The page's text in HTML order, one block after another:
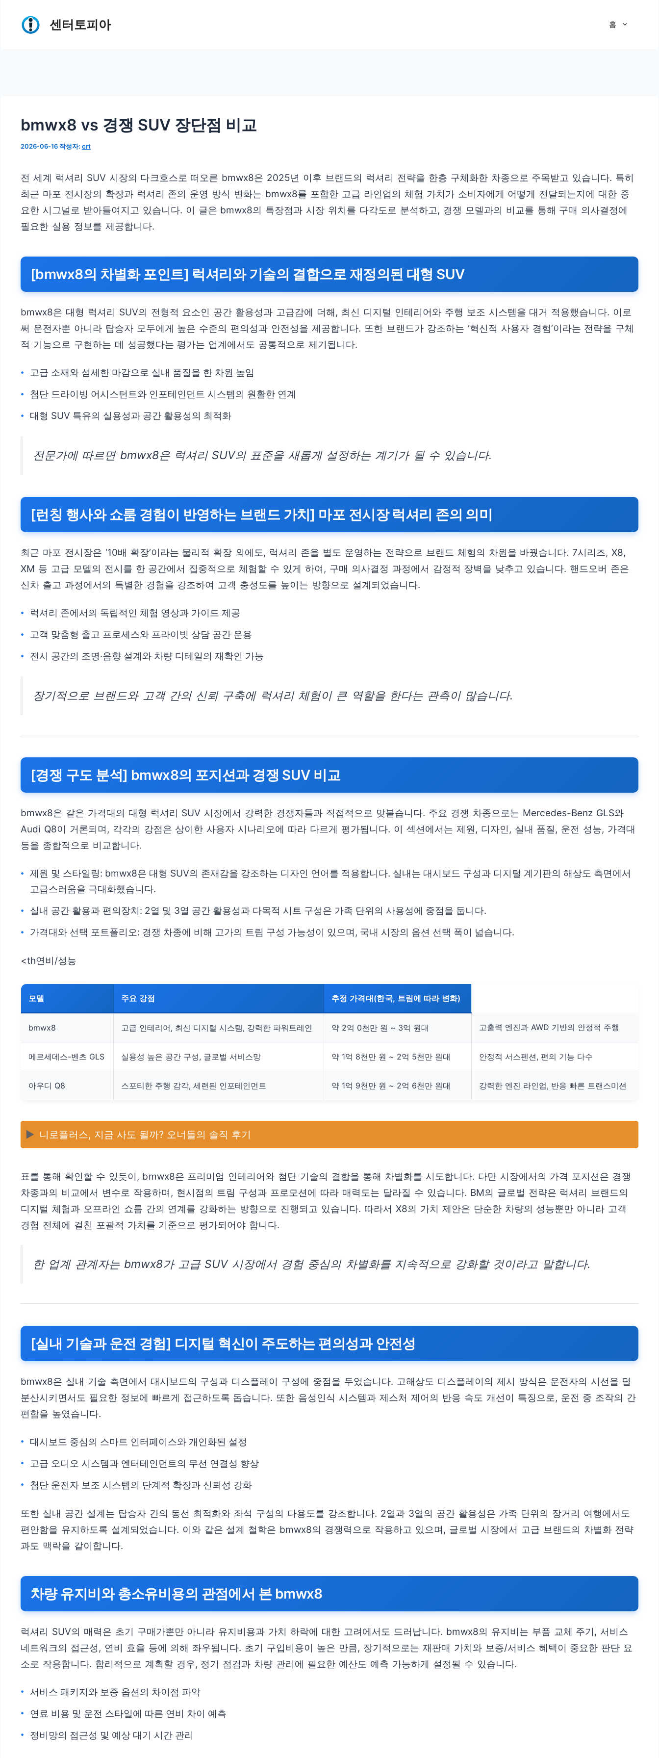
센터토피아 홈
bmwx8 vs 경쟁 SUV 장단점 비교
2026-06-16 작성자: crt
전 세계 럭셔리 SUV 시장의 다크호스로 떠오른 bmwx8은 2025년 이후 브랜드의 럭셔리 전략을 한층 구체화한 차종으로 주목받고 있습니다. 특히
최근 마포 전시장의 확장과 럭셔리 존의 운영 방식 변화는 bmwx8를 포함한 고급 라인업의 체험 가치가 소비자에게 어떻게 전달되는지에 대한 중
요한 시그널로 받아들여지고 있습니다. 이 글은 bmwx8의 특장점과 시장 위치를 다각도로 분석하고, 경쟁 모델과의 비교를 통해 구매 의사결정에
필요한 실용 정보를 제공합니다.
[bmwx8의 차별화 포인트] 럭셔리와 기술의 결합으로 재정의된 대형 SUV
bmwx8은 대형 럭셔리 SUV의 전형적 요소인 공간 활용성과 고급감에 더해, 최신 디지털 인테리어와 주행 보조 시스템을 대거 적용했습니다. 이로
써 운전자뿐 아니라 탑승자 모두에게 높은 수준의 편의성과 안전성을 제공합니다. 또한 브랜드가 강조하는 ‘혁신적 사용자 경험’이라는 전략을 구체
적 기능으로 구현하는 데 성공했다는 평가는 업계에서도 공통적으로 제기됩니다.
고급 소재와 섬세한 마감으로 실내 품질을 한 차원 높임
첨단 드라이빙 어시스턴트와 인포테인먼트 시스템의 원활한 연계
대형 SUV 특유의 실용성과 공간 활용성의 최적화
전문가에 따르면 bmwx8은 럭셔리 SUV의 표준을 새롭게 설정하는 계기가 될 수 있습니다.
[런칭 행사와 쇼룸 경험이 반영하는 브랜드 가치] 마포 전시장 럭셔리 존의 의미
최근 마포 전시장은 ‘10배 확장’이라는 물리적 확장 외에도, 럭셔리 존을 별도 운영하는 전략으로 브랜드 체험의 차원을 바꿨습니다. 7시리즈, X8,
XM 등 고급 모델의 전시를 한 공간에서 집중적으로 체험할 수 있게 하여, 구매 의사결정 과정에서 감정적 장벽을 낮추고 있습니다. 핸드오버 존은
신차 출고 과정에서의 특별한 경험을 강조하여 고객 충성도를 높이는 방향으로 설계되었습니다.
럭셔리 존에서의 독립적인 체험 영상과 가이드 제공
고객 맞춤형 출고 프로세스와 프라이빗 상담 공간 운용
전시 공간의 조명·음향 설계와 차량 디테일의 재확인 가능
장기적으로 브랜드와 고객 간의 신뢰 구축에 럭셔리 체험이 큰 역할을 한다는 관측이 많습니다.
[경쟁 구도 분석] bmwx8의 포지션과 경쟁 SUV 비교
bmwx8은 같은 가격대의 대형 럭셔리 SUV 시장에서 강력한 경쟁자들과 직접적으로 맞붙습니다. 주요 경쟁 차종으로는 Mercedes-Benz GLS와
Audi Q8이 거론되며, 각각의 강점은 상이한 사용자 시나리오에 따라 다르게 평가됩니다. 이 섹션에서는 제원, 디자인, 실내 품질, 운전 성능, 가격대
등을 종합적으로 비교합니다.
제원 및 스타일링: bmwx8은 대형 SUV의 존재감을 강조하는 디자인 언어를 적용합니다. 실내는 대시보드 구성과 디지털 계기판의 해상도 측면에서
고급스러움을 극대화했습니다.
실내 공간 활용과 편의장치: 2열 및 3열 공간 활용성과 다목적 시트 구성은 가족 단위의 사용성에 중점을 둡니다.
가격대와 선택 포트폴리오: 경쟁 차종에 비해 고가의 트림 구성 가능성이 있으며, 국내 시장의 옵션 선택 폭이 넓습니다.
<th연비/성능
모델 주요 강점 추정 가격대(한국, 트림에 따라 변화)
bmwx8 고급 인테리어, 최신 디지털 시스템, 강력한 파워트레인 약 2억 0천만 원 ~ 3억 원대 고출력 엔진과 AWD 기반의 안정적 주행
메르세데스-벤츠 GLS 실용성 높은 공간 구성, 글로벌 서비스망 약 1억 8천만 원 ~ 2억 5천만 원대 안정적 서스펜션, 편의 기능 다수
아우디 Q8 스포티한 주행 감각, 세련된 인포테인먼트 약 1억 9천만 원 ~ 2억 6천만 원대 강력한 엔진 라인업, 반응 빠른 트랜스미션
▶️ 니로플러스, 지금 사도 될까? 오너들의 솔직 후기
표를 통해 확인할 수 있듯이, bmwx8은 프리미엄 인테리어와 첨단 기술의 결합을 통해 차별화를 시도합니다. 다만 시장에서의 가격 포지션은 경쟁
차종과의 비교에서 변수로 작용하며, 현시점의 트림 구성과 프로모션에 따라 매력도는 달라질 수 있습니다. BM의 글로벌 전략은 럭셔리 브랜드의
디지털 체험과 오프라인 쇼룸 간의 연계를 강화하는 방향으로 진행되고 있습니다. 따라서 X8의 가치 제안은 단순한 차량의 성능뿐만 아니라 고객
경험 전체에 걸친 포괄적 가치를 기준으로 평가되어야 합니다.
한 업계 관계자는 bmwx8가 고급 SUV 시장에서 경험 중심의 차별화를 지속적으로 강화할 것이라고 말합니다.
[실내 기술과 운전 경험] 디지털 혁신이 주도하는 편의성과 안전성
bmwx8은 실내 기술 측면에서 대시보드의 구성과 디스플레이 구성에 중점을 두었습니다. 고해상도 디스플레이의 제시 방식은 운전자의 시선을 덜
분산시키면서도 필요한 정보에 빠르게 접근하도록 돕습니다. 또한 음성인식 시스템과 제스처 제어의 반응 속도 개선이 특징으로, 운전 중 조작의 간
편함을 높였습니다.
대시보드 중심의 스마트 인터페이스와 개인화된 설정
고급 오디오 시스템과 엔터테인먼트의 무선 연결성 향상
첨단 운전자 보조 시스템의 단계적 확장과 신뢰성 강화
또한 실내 공간 설계는 탑승자 간의 동선 최적화와 좌석 구성의 다용도를 강조합니다. 2열과 3열의 공간 활용성은 가족 단위의 장거리 여행에서도
편안함을 유지하도록 설계되었습니다. 이와 같은 설계 철학은 bmwx8의 경쟁력으로 작용하고 있으며, 글로벌 시장에서 고급 브랜드의 차별화 전략
과도 맥락을 같이합니다.
차량 유지비와 총소유비용의 관점에서 본 bmwx8
럭셔리 SUV의 매력은 초기 구매가뿐만 아니라 유지비용과 가치 하락에 대한 고려에서도 드러납니다. bmwx8의 유지비는 부품 교체 주기, 서비스
네트워크의 접근성, 연비 효율 등에 의해 좌우됩니다. 초기 구입비용이 높은 만큼, 장기적으로는 재판매 가치와 보증/서비스 혜택이 중요한 판단 요
소로 작용합니다. 합리적으로 계획할 경우, 정기 점검과 차량 관리에 필요한 예산도 예측 가능하게 설정될 수 있습니다.
서비스 패키지와 보증 옵션의 차이점 파악
연료 비용 및 운전 스타일에 따른 연비 차이 예측
정비망의 접근성 및 예상 대기 시간 관리